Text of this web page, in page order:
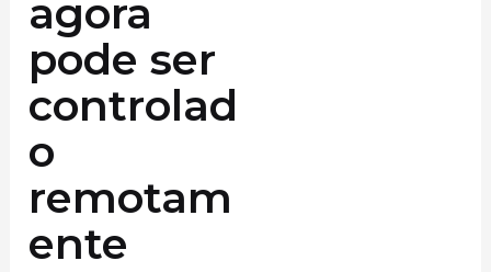
agora
pode ser
controlad
o
remotam
ente